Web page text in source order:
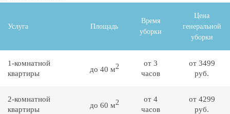
Услуга Площадь
Время
уборки
Цена
генеральной
уборки
1-комнатной
квартиры
до 40 м2
от 3
часов
от 3499
руб.
2-комнатной
квартиры
до 60 м2
от 4
часов
от 4299
руб.